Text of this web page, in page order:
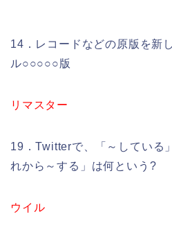
14．レコードなどの原版を新
ル○○○○○版
リマスター
19．Twitterで、「～している
れから～する」は何という?
ウイル